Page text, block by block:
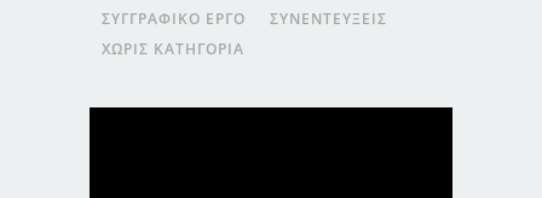
ΣΥΓΓΡΑΦΙΚΌ ΈΡΓΟ
ΣΥΝΕΝΤΕΎΞΕΙΣ
ΧΩΡΊΣ ΚΑΤΗΓΟΡΊΑ